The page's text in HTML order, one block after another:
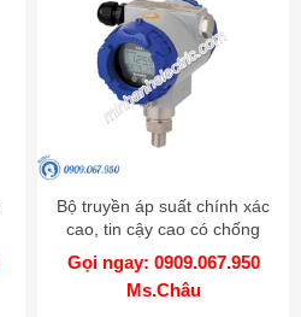
Bộ truyền áp suất chính xác
cao, tin cậy cao có chống
cháy nổ - Model KT-302H
Gọi ngay: 0909.067.950
Ms.Châu